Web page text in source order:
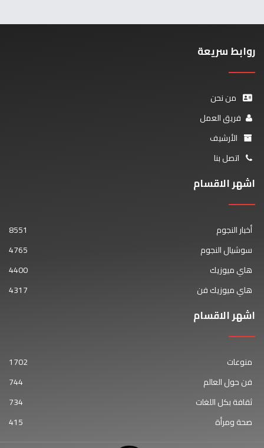
روابط سريعة
من نحن
فريق العمل
الأرشيف
اتصل بنا
اشهر الاقسام
أخبار النجوم
8551
سوشيال النجوم
4765
هاي ميوزيك
4400
هاي ميوزيك فن
4317
اشهر الاقسام
منوعات
1702
فن حول العالم
744
ثقافة بكل اللغات
734
صحة ومرأة
415